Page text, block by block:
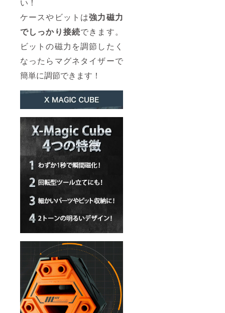
い！
ケースやビットは強力磁力
でしっかり接続できます。
ビットの磁力を調節したく
なったらマグネタイザーで
簡単に調節できます！